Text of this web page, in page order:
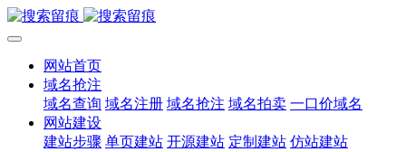
网站首页
域名抢注
域名查询 域名注册 域名抢注 域名拍卖 一口价域名
网站建设
建站步骤 单页建站 开源建站 定制建站 仿站建站